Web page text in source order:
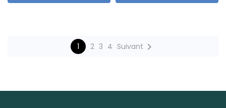
1 2 3 4 Suivant 